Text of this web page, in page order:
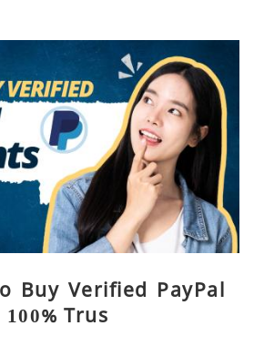
Buy Verified PayPal
Trus